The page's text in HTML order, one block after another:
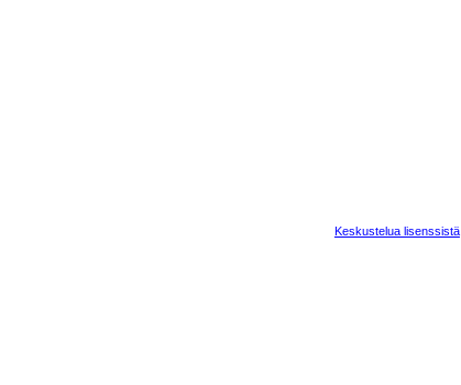
Keskustelua lisenssistä